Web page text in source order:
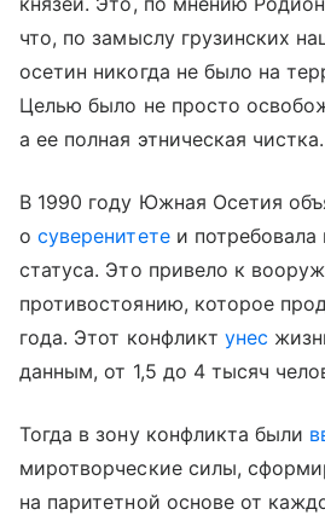
что, по замыслу грузинских
осетин никогда не было на
Целью было не просто
а ее полная этническая чистка.
В 1990 году Южная Осетия
осуверенитетеи потребовала
статуса. Это привело к
противостоянию, которое
года. Этот конфликт унес
данным, от 1,5 до 4 тысяч
Тогда в зону конфликта были
миротворческие силы,
на паритетной основе от